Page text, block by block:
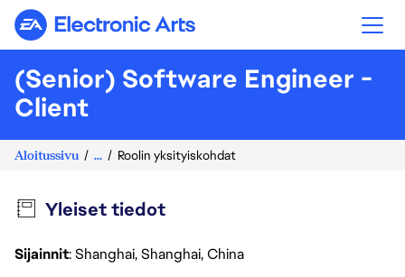
Electronic Arts
(Senior) Software Engineer -
Client
Aloitussivu ... Roolin yksityiskohdat
Yleiset tiedot
Sijainnit: Shanghai, Shanghai, China